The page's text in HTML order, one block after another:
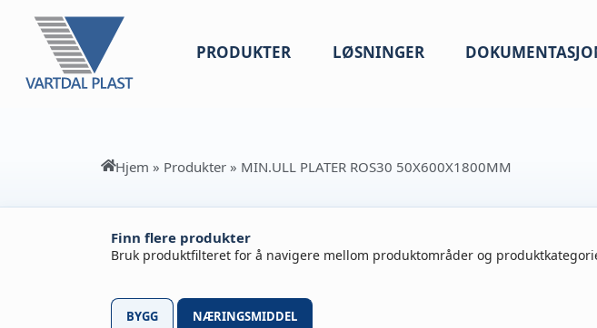
PRODUKTER LØSNINGER
Hjem » Produkter » MIN.ULL PLATER ROS30 50X600X1800MM
Finn flere produkter
Bruk produktfilteret for å navigere mellom produktområder og
BYGG NÆRINGSMIDDEL